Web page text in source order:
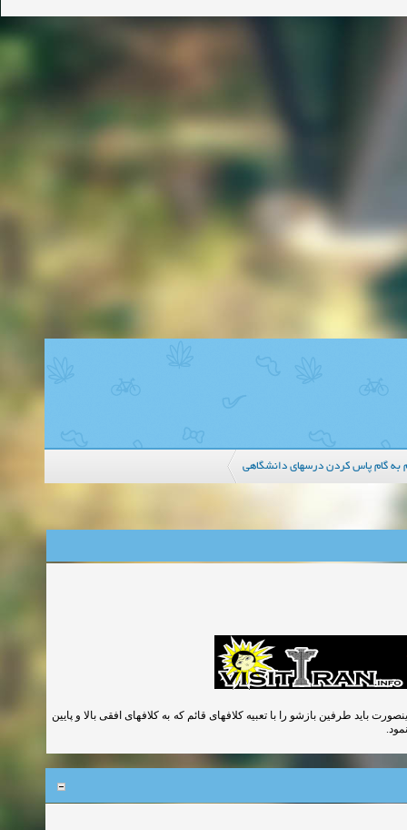
به گام پاس کردن درسهای دانشگاهی
سازه ای نباید از 2.5 متر بیشتر باشد در غیراینصورت باید طرفین بازشو را با تعبیه کلافهای قائم که به کلافهای افقی بالا و پایین